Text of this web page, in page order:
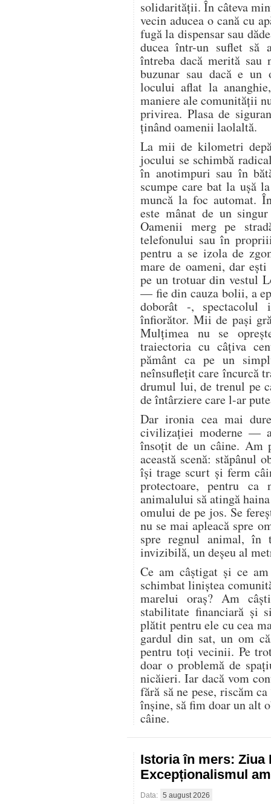
solidarității. În câteva
vecin aducea o cană cu
fugă la dispensar sau
ducea într-un suflet să
întreba dacă merită
buzunar sau dacă e
locului aflat la
maniere ale comunității
privirea. Plasa de
ținând oamenii laolaltă.
La mii de kilometri
jocului se schimbă
în anotimpuri sau în
scumpe care bat la ușă
muncă la foc automat.
este mânat de un
Oamenii merg pe
telefonului sau în
pentru a se izola de
mare de oameni, dar
pe un trotuar din vestul
— fie din cauza bolii, a
doborât -, spectacolul
înfiorător. Mii de pași
Mulțimea nu se
traiectoria cu câțiva
pământ ca pe un
neînsuflețit care încurcă
drumul lui, de trenul pe
de întârziere care l-ar
Dar ironia cea mai
civilizației moderne —
însoțit de un câine. Am
această scenă: stăpânul
își trage scurt și ferm
protectoare, pentru ca
animalului să atingă
omului de pe jos. Se
nu se mai apleacă spre
spre regnul animal, în
invizibilă, un deșeu al
Ce am câștigat și ce
schimbat liniștea
marelui oraș? Am
stabilitate financiară și
plătit pentru ele cu cea
gardul din sat, un om
pentru toți vecinii. Pe
doar o problemă de
nicăieri. Iar dacă vom
fără să ne pese, riscăm
înșine, să fim doar un alt
câine.
Istoria în mers: Ziua
Excepționalismul
Data: 5 august 2026